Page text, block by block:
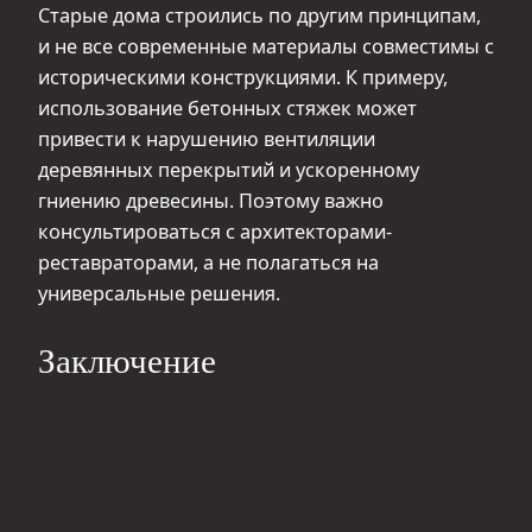
Старые дома строились по другим принципам,
и не все современные материалы совместимы с
историческими конструкциями. К примеру,
использование бетонных стяжек может
привести к нарушению вентиляции
деревянных перекрытий и ускоренному
гниению древесины. Поэтому важно
консультироваться с архитекторами-
реставраторами, а не полагаться на
универсальные решения.
Заключение